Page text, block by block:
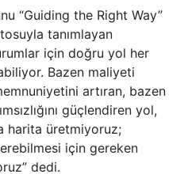
“Guiding the Right Way”
tanımlayan
için doğru yol her
Bazen maliyeti
artıran, bazen
güçlendiren yol,
harita üretmiyoruz;
için gereken
dedi.